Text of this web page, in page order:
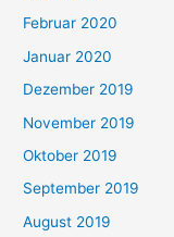
Februar 2020
Januar 2020
Dezember 2019
November 2019
Oktober 2019
September 2019
August 2019